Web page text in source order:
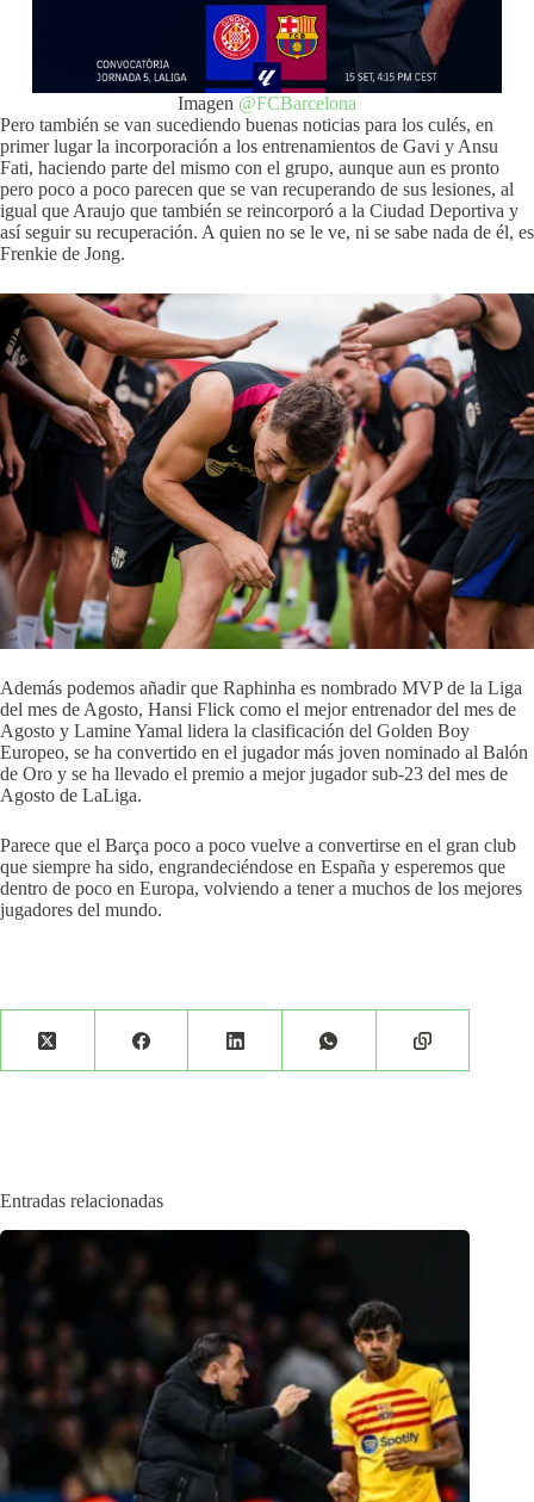
Imagen @FCBarcelona
Pero también se van sucediendo buenas noticias para los culés, en
primer lugar la incorporación a los entrenamientos de Gavi y Ansu
Fati, haciendo parte del mismo con el grupo, aunque aun es pronto
pero poco a poco parecen que se van recuperando de sus lesiones, al
igual que Araujo que también se reincorporó a la Ciudad Deportiva y
así seguir su recuperación. A quien no se le ve, ni se sabe nada de él, es
Frenkie de Jong.
Además podemos añadir que Raphinha es nombrado MVP de la Liga
del mes de Agosto, Hansi Flick como el mejor entrenador del mes de
Agosto y Lamine Yamal lidera la clasificación del Golden Boy
Europeo, se ha convertido en el jugador más joven nominado al Balón
de Oro y se ha llevado el premio a mejor jugador sub-23 del mes de
Agosto de LaLiga.
Parece que el Barça poco a poco vuelve a convertirse en el gran club
que siempre ha sido, engrandeciéndose en España y esperemos que
dentro de poco en Europa, volviendo a tener a muchos de los mejores
jugadores del mundo.
Entradas relacionadas